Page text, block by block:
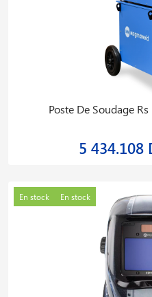
Poste De Soudage
5 434.108
En stock En stock